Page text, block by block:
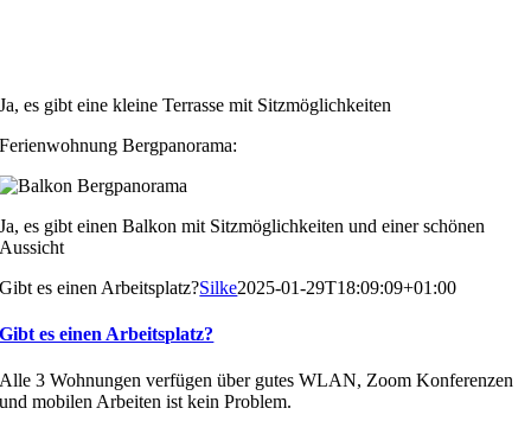
Ja, es gibt eine kleine Terrasse mit Sitzmöglichkeiten
Ferienwohnung Bergpanorama:
Ja, es gibt einen Balkon mit Sitzmöglichkeiten und einer schönen
Aussicht
Gibt es einen Arbeitsplatz?Silke2025-01-29T18:09:09+01:00
Gibt es einen Arbeitsplatz?
Alle 3 Wohnungen verfügen über gutes WLAN, Zoom Konferenzen
und mobilen Arbeiten ist kein Problem.